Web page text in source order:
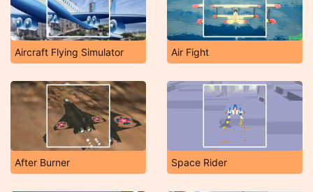
Aircraft Flying Simulator Air Fight
After Burner Space Rider